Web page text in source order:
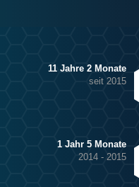
11 Jahre 2 Monate
seit 2015
1 Jahr 5 Monate
2014 - 2015